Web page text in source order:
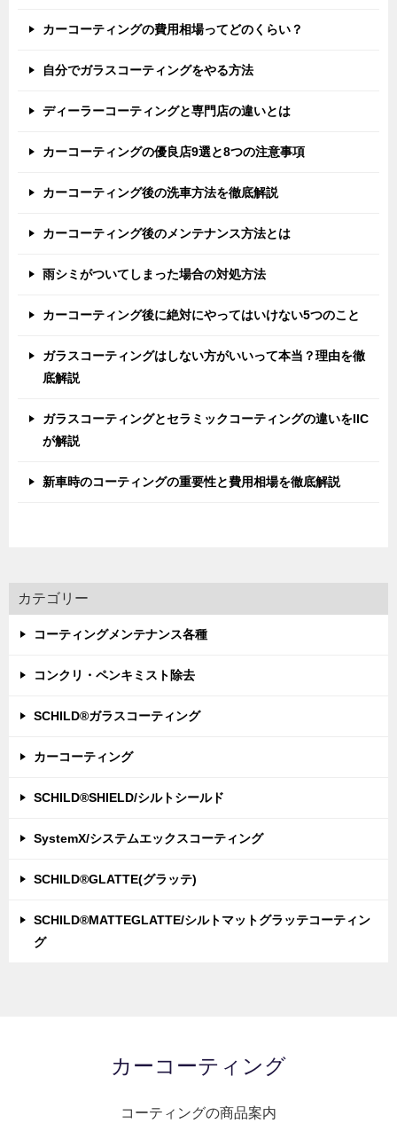
カーコーティングの費用相場ってどのくらい？
自分でガラスコーティングをやる方法
ディーラーコーティングと専門店の違いとは
カーコーティングの優良店9選と8つの注意事項
カーコーティング後の洗車方法を徹底解説
カーコーティング後のメンテナンス方法とは
雨シミがついてしまった場合の対処方法
カーコーティング後に絶対にやってはいけない5つのこと
ガラスコーティングはしない方がいいって本当？理由を徹
底解説
ガラスコーティングとセラミックコーティングの違いをIIC
が解説
新車時のコーティングの重要性と費用相場を徹底解説
カテゴリー
コーティングメンテナンス各種
コンクリ・ペンキミスト除去
SCHILD®ガラスコーティング
カーコーティング
SCHILD®SHIELD/シルトシールド
SystemX/システムエックスコーティング
SCHILD®GLATTE(グラッテ)
SCHILD®MATTEGLATTE/シルトマットグラッテコーティン
グ
カーコーティング
コーティングの商品案内